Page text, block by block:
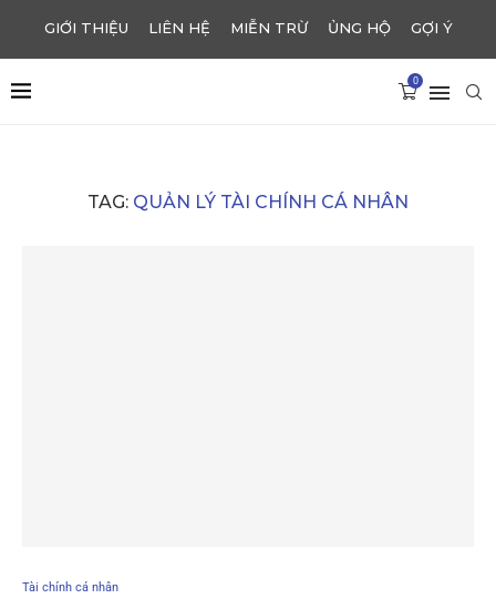
GIỚI THIỆU LIÊN HỆ MIỄN TRỪ ỦNG HỘ GỢI Ý
0
TAG: QUẢN LÝ TÀI CHÍNH CÁ NHÂN
Tài chính cá nhân